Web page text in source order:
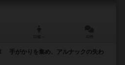
手がかりを集め、アルナックの失わ